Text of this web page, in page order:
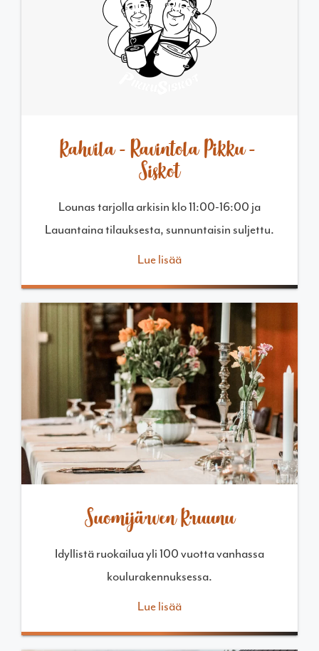
Kahvila-Ravintola Pikku-
Siskot
Lounas tarjolla arkisin klo 11:00-16:00 ja
Lauantaina tilauksesta, sunnuntaisin suljettu.
Lue lisää
Suomijärven Kruunu
Idyllistä ruokailua yli 100 vuotta vanhassa
koulurakennuksessa.
Lue lisää